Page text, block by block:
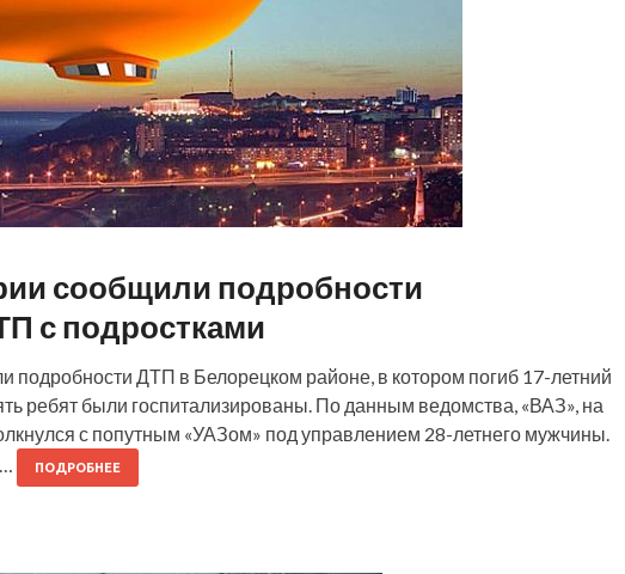
сообщили подробности
с подростками
ДТП в Белорецком районе, в котором погиб 17-летний
ребят были госпитализированы. По данным ведомства, «ВАЗ», на
с попутным «УАЗом» под управлением 28-летнего мужчины.
ПОДРОБНЕЕ